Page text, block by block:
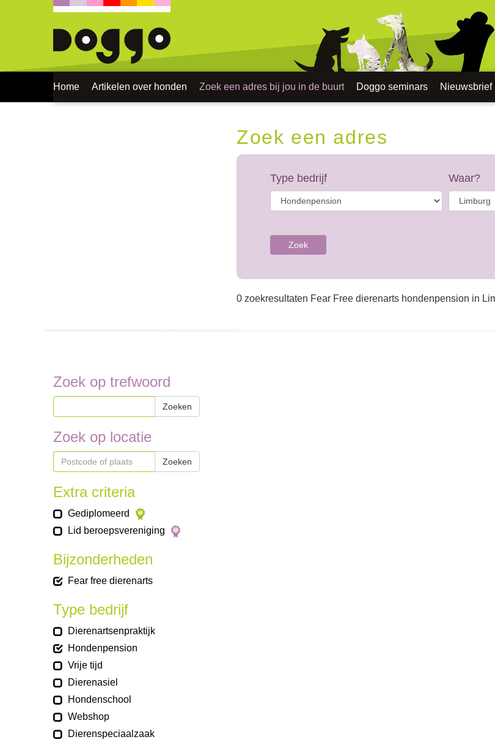
Home Artikelen over honden Zoek een adres bij jou in de buurt Doggo seminars Nieuwsbrief
Zoek een adres
Type bedrijf Waar?
Zoek
0 zoekresultaten Fear Free dierenarts hondenpension in
Zoek op trefwoord
Zoeken
Zoek op locatie
Zoeken
Extra criteria
Gediplomeerd
Lid beroepsvereniging
Bijzonderheden
Fear free dierenarts
Type bedrijf
Dierenartsenpraktijk
Hondenpension
Vrije tijd
Dierenasiel
Hondenschool
Webshop
Dierenspeciaalzaak